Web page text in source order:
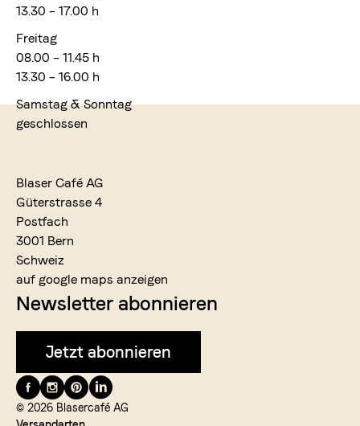
13.30 – 17.00 h
Freitag
08.00 – 11.45 h
13.30 – 16.00 h
Samstag & Sonntag
geschlossen
Blaser Café AG
Güterstrasse 4
Postfach
3001 Bern
Schweiz
auf google maps anzeigen
Newsletter abonnieren
Jetzt abonnieren
Folge
uns
© 2026 Blasercafé AG